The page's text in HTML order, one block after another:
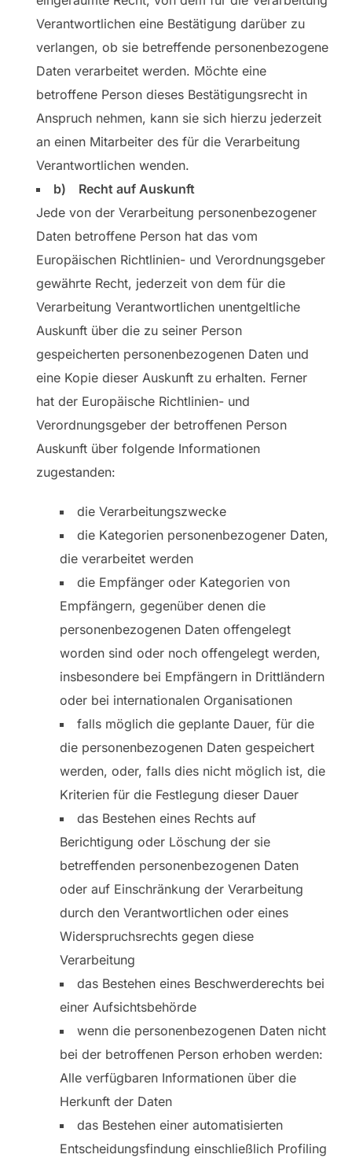
Verantwortlichen eine Bestätigung darüber zu
verlangen, ob sie betreffende personenbezogene
Daten verarbeitet werden. Möchte eine
betroffene Person dieses Bestätigungsrecht in
Anspruch nehmen, kann sie sich hierzu jederzeit
an einen Mitarbeiter des für die Verarbeitung
Verantwortlichen wenden.
b) Recht auf Auskunft
Jede von der Verarbeitung personenbezogener
Daten betroffene Person hat das vom
Europäischen Richtlinien- und Verordnungsgeber
gewährte Recht, jederzeit von dem für die
Verarbeitung Verantwortlichen unentgeltliche
Auskunft über die zu seiner Person
gespeicherten personenbezogenen Daten und
eine Kopie dieser Auskunft zu erhalten. Ferner
hat der Europäische Richtlinien- und
Verordnungsgeber der betroffenen Person
Auskunft über folgende Informationen
zugestanden:
die Verarbeitungszwecke
die Kategorien personenbezogener Daten,
die verarbeitet werden
die Empfänger oder Kategorien von
Empfängern, gegenüber denen die
personenbezogenen Daten offengelegt
worden sind oder noch offengelegt werden,
insbesondere bei Empfängern in Drittländern
oder bei internationalen Organisationen
falls möglich die geplante Dauer, für die
die personenbezogenen Daten gespeichert
werden, oder, falls dies nicht möglich ist, die
Kriterien für die Festlegung dieser Dauer
das Bestehen eines Rechts auf
Berichtigung oder Löschung der sie
betreffenden personenbezogenen Daten
oder auf Einschränkung der Verarbeitung
durch den Verantwortlichen oder eines
Widerspruchsrechts gegen diese
Verarbeitung
das Bestehen eines Beschwerderechts bei
einer Aufsichtsbehörde
wenn die personenbezogenen Daten nicht
bei der betroffenen Person erhoben werden:
Alle verfügbaren Informationen über die
Herkunft der Daten
das Bestehen einer automatisierten
Entscheidungsfindung einschließlich Profiling